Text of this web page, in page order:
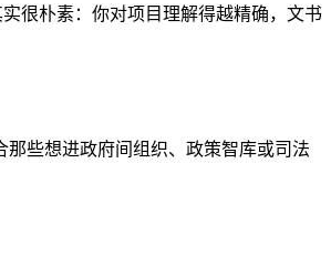
很朴素：你对项目理解得越精确，文书
些想进政府间组织、政策智库或司法